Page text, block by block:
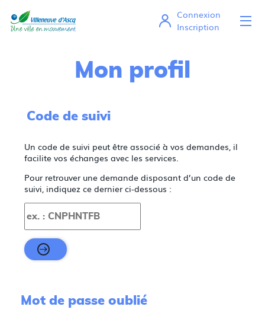
Mes démarches en ligne
Connexion
Inscription
Mon profil
Code de suivi
Un code de suivi peut être associé à vos demandes, il
facilite vos échanges avec les services.
Pour retrouver une demande disposant d’un code de
suivi, indiquez ce dernier ci-dessous :
Code de suivi
Mot de passe oublié